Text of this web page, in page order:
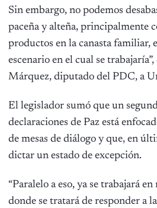
Sin embargo, no podemos
paceña y alteña, principalmente
productos en la canasta familiar,
escenario en el cual se
Márquez, diputado del PDC, a
El legislador sumó que un
declaraciones de Paz está
de mesas de diálogo y que, en
dictar un estado de excepción.
“Paralelo a eso, ya se trabajará en
donde se tratará de responder a